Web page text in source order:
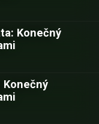
Konečný
Konečný